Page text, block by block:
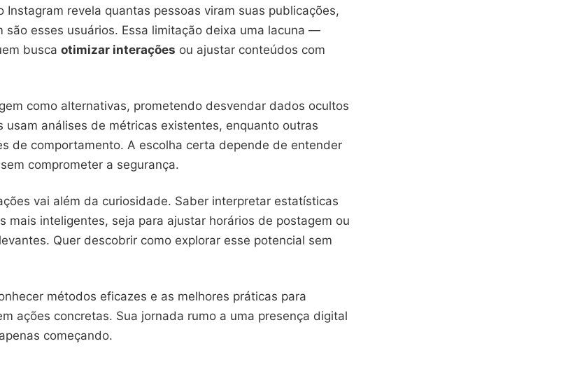
Instagram revela quantas pessoas viram suas publicações,
são esses usuários. Essa limitação deixa uma lacuna —
busca otimizar interações ou ajustar conteúdos com
como alternativas, prometendo desvendar dados ocultos
usam análises de métricas existentes, enquanto outras
de comportamento. A escolha certa depende de entender
comprometer a segurança.
vai além da curiosidade. Saber interpretar estatísticas
mais inteligentes, seja para ajustar horários de postagem ou
Quer descobrir como explorar esse potencial sem
métodos eficazes e as melhores práticas para
ações concretas. Sua jornada rumo a uma presença digital
começando.